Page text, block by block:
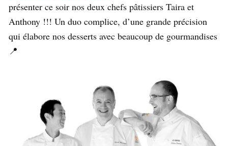
présenter ce soir nos deux chefs pâtissiers Taira et
Anthony !!! Un duo complice, d’une grande précision
qui élabore nos desserts avec beaucoup de gourmandises
📍